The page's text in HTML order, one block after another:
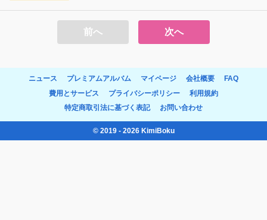
前へ 次へ
ニュース プレミアムアルバム マイページ 会社概要
FAQ
費用とサービス
プライバシーポリシー
利用規約
特定商取引法に基づく表記
お問い合わせ
© 2019 - 2026 KimiBoku